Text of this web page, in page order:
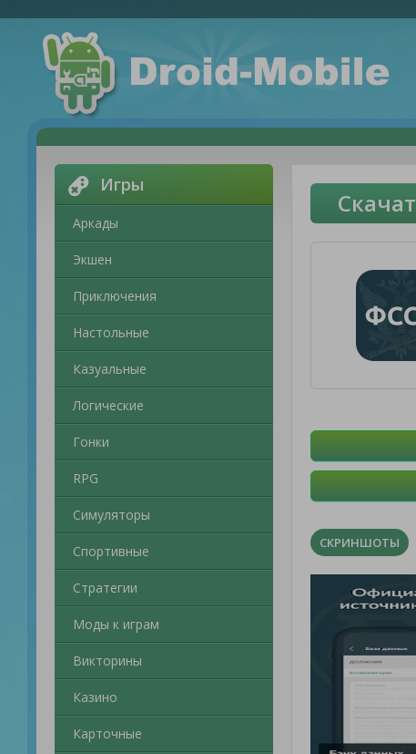
Игры
Аркады
Экшен
Приключения
Настольные
Казуальные
Логические
Гонки
RPG
Симуляторы
Спортивные
Стратегии
Моды к играм
Викторины
Казино
Карточные
СКРИНШОТЫ